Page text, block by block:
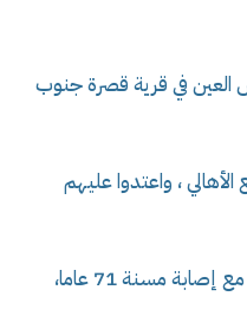
العين في قرية قصرة جنوب
، واعتدوا عليهم
هذا و نقلت وكالة وفا عن مصادر في الهلال الأحمر الفلسطيني ، بأن طواقمه تعاملت مع إصابة مسنة 71 عاما،